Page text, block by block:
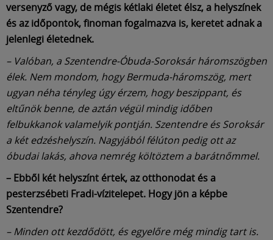
versenyző vagy, de mégis kétlaki életet élsz, a helyszínek
és az időpontok, finoman fogalmazva is, keretet adnak a
jelenlegi életednek.
– Valóban, a Szentendre-Óbuda-Soroksár háromszögben
élek. Nem mondom, hogy Bermuda-háromszög, mert
ugyan néha tényleg úgy érzem, hogy beszippant, és
eltűnök benne, de aztán végül mindig időben
felbukkanok valamelyik pontján. Szentendre és Soroksár
a két edzéshelyszín. Nagyjából félúton pedig ott az
óbudai lakás, ahova nemrég költöztem a barátnőmmel.
– Ebből két helyszínt értek, az otthonodat és a
pesterzsébeti Fradi-vízitelepet. Hogy jön a képbe
Szentendre?
– Minden ott kezdődött, és egyelőre még mindig tart is.